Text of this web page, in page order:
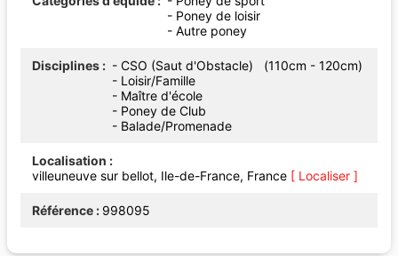
- Poney de loisir
- Autre poney
Disciplines
- CSO (Saut d'Obstacle) (110cm - 120cm)
- Loisir/Famille
- Maître d'école
- Poney de Club
- Balade/Promenade
Localisation
villeuneuve sur bellot, Ile-de-France, France [ Localiser ]
Référence 998095